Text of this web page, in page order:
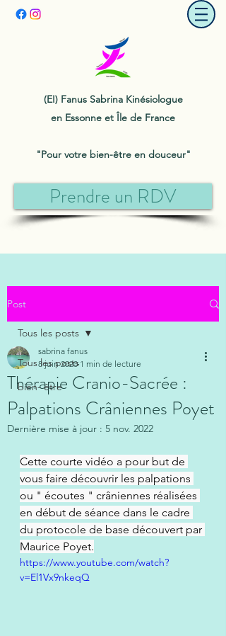
(EI) Fanus Sabrina Kinésiologue
en Essonne et Île de France
"Pour votre bien-être en douceur"
Prendre un RDV
Post
Tous les posts
bien- être
Tous les posts
Thérapie Cranio-Sacrée :
Palpations Crâniennes Poyet
sabrina fanus
8 juin 2020 1 min de lecture
Dernière mise à jour : 5 nov. 2022
Cette courte vidéo a pour but de
vous faire découvrir les palpations
ou " écoutes " crâniennes réalisées
en début de séance dans le cadre
du protocole de base découvert par
Maurice Poyet.
https://www.youtube.com/watch?
v=El1Vx9nkeqQ